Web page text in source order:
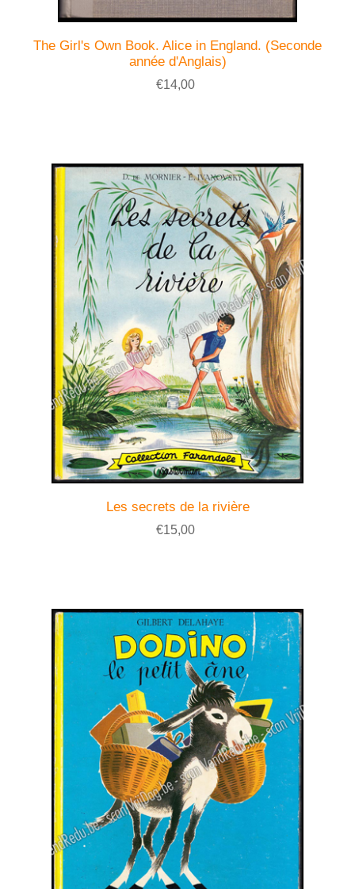
The Girl's Own Book. Alice in England. (Seconde
année d'Anglais)
€14,00
Les secrets de la rivière
€15,00